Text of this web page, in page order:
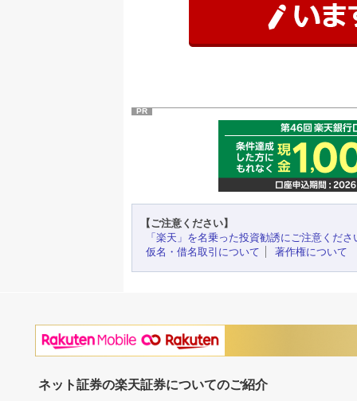
PR
【ご注意ください】
「楽天」を名乗った投資勧誘にご注意くださ
仮名・借名取引について
著作権について
ネット証券の楽天証券についてのご紹介